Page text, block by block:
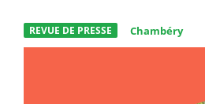
REVUE DE PRESSE Chambéry